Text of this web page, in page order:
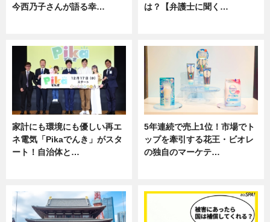
今西乃子さんが語る幸…
は？【弁護士に聞く…
家計にも環境にも優しい再エ
ネ電気「Pikaでんき」がスタ
ート！自治体と…
5年連続で売上1位！市場でト
ップを牽引する花王・ビオレ
の独自のマーケテ…